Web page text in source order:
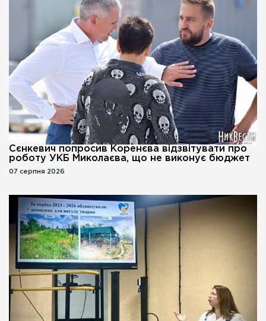
Сєнкевич попросив Коренєва відзвітувати про
роботу УКБ Миколаєва, що не виконує бюджет
07 серпня 2026